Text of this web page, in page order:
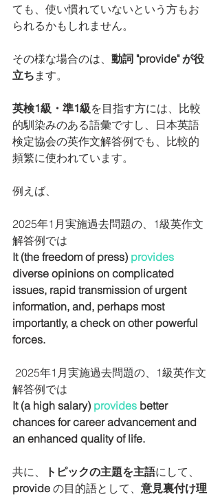
ても、使い慣れていないという方もお
られるかもしれません。
その様な場合のは、 動詞 "provide" が役
立ち ます。
英検1級・準1級を目指す方には、比較
的馴染みのある語彙ですし、日本英語
検定協会の英作文解答例でも、比較的
頻繁に使われています。
例えば、
2025年1月実施過去問題の、1級英作文
解答例では
It (the freedom of press) provides
diverse opinions on complicated
issues, rapid transmission of urgent
information, and, perhaps most
importantly, a check on other powerful
forces.
解答例では
It (a high salary) provides better
chances for career advancement and
an enhanced quality of life.
共に、 トピックの主題を主語にして、
provide の目的語として、 意見裏付け理